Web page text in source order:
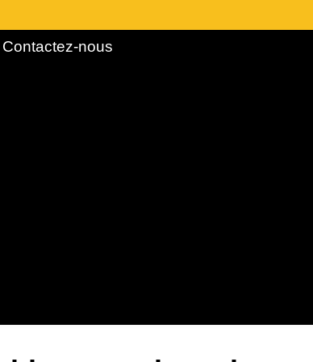
Contactez-nous